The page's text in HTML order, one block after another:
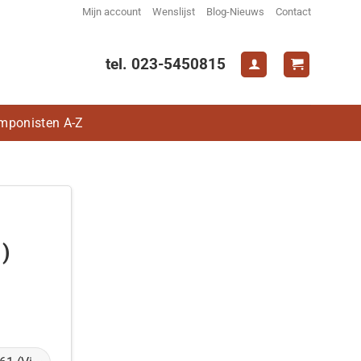
Mijn account Wenslijst Blog-Nieuws Contact
tel. 023-5450815
A-Z